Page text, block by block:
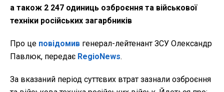
а також 2 247 одиниць озброєння та військової
техніки російських загарбників
Про це повідомив генерал-лейтенант ЗСУ Олександр
Павлюк, передає RegioNews.
За вказаний період суттєвих втрат зазнали озброєння